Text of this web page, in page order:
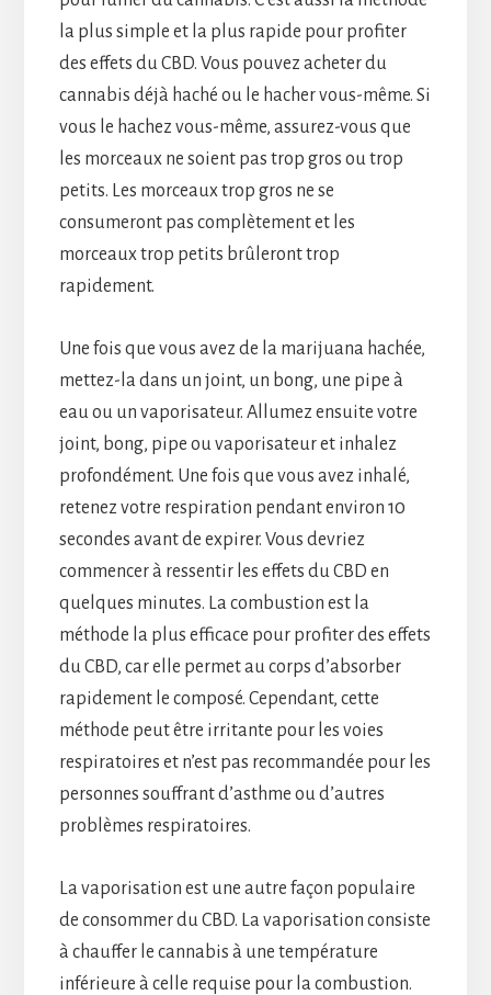
la plus simple et la plus rapide pour profiter
des effets du CBD. Vous pouvez acheter du
cannabis déjà haché ou le hacher vous-même. Si
vous le hachez vous-même, assurez-vous que
les morceaux ne soient pas trop gros ou trop
petits. Les morceaux trop gros ne se
consumeront pas complètement et les
morceaux trop petits brûleront trop
rapidement.
Une fois que vous avez de la marijuana hachée,
mettez-la dans un joint, un bong, une pipe à
eau ou un vaporisateur. Allumez ensuite votre
joint, bong, pipe ou vaporisateur et inhalez
profondément. Une fois que vous avez inhalé,
retenez votre respiration pendant environ 10
secondes avant de expirer. Vous devriez
commencer à ressentir les effets du CBD en
quelques minutes. La combustion est la
méthode la plus efficace pour profiter des effets
du CBD, car elle permet au corps d’absorber
rapidement le composé. Cependant, cette
méthode peut être irritante pour les voies
respiratoires et n’est pas recommandée pour les
personnes souffrant d’asthme ou d’autres
problèmes respiratoires.
La vaporisation est une autre façon populaire
de consommer du CBD. La vaporisation consiste
à chauffer le cannabis à une température
inférieure à celle requise pour la combustion.